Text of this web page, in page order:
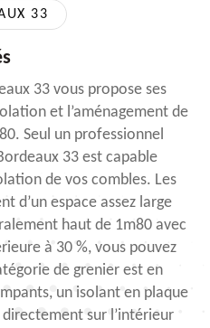
33
33 vous propose ses
et l’aménagement de
Seul un professionnel
33 est capable
de vos combles. Les
d’un espace assez large
haut de 1m80 avec
à 30 %, vous pouvez
de grenier est en
un isolant en plaque
sur l’intérieur